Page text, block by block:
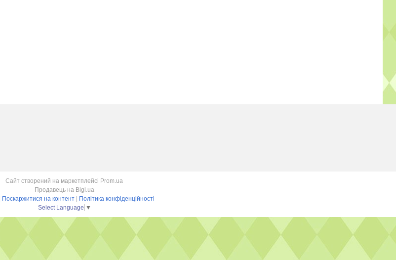
Сайт створений на маркетплейсі Prom.ua
Продавець на Bigl.ua
Поскаржитися на контент | Політика конфіденційності
Select Language ▼